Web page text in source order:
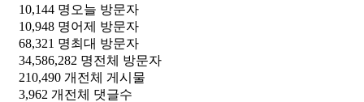
10,144 명 오늘 방문자
10,948 명어제 방문자
68,321 명최대 방문자
34,586,282 명전체 방문자
210,490 개 전체 게시물
3,962 개 전체 댓글수